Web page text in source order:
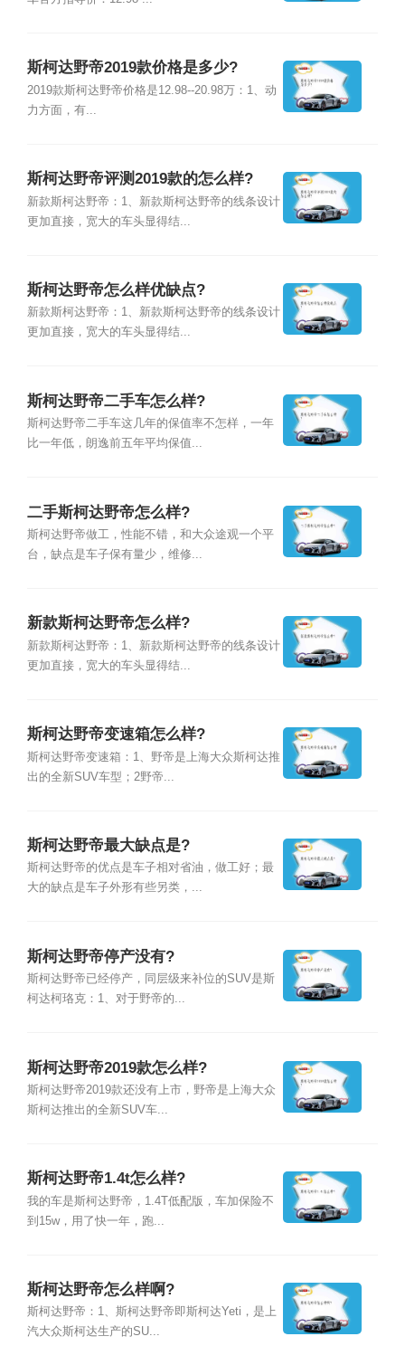
斯柯达野帝2019款价格是多少?
2019款斯柯达野帝价格是12.98--20.98万：1、动
力方面，有...
斯柯达野帝评测2019款的怎么样?
新款斯柯达野帝：1、新款斯柯达野帝的线条设计
更加直接，宽大的车头显得结...
斯柯达野帝怎么样优缺点?
新款斯柯达野帝：1、新款斯柯达野帝的线条设计
更加直接，宽大的车头显得结...
斯柯达野帝二手车怎么样?
斯柯达野帝二手车这几年的保值率不怎样，一年
比一年低，朗逸前五年平均保值...
二手斯柯达野帝怎么样?
斯柯达野帝做工，性能不错，和大众途观一个平
台，缺点是车子保有量少，维修...
新款斯柯达野帝怎么样?
新款斯柯达野帝：1、新款斯柯达野帝的线条设计
更加直接，宽大的车头显得结...
斯柯达野帝变速箱怎么样?
斯柯达野帝变速箱：1、野帝是上海大众斯柯达推
出的全新SUV车型；2野帝...
斯柯达野帝最大缺点是?
斯柯达野帝的优点是车子相对省油，做工好；最
大的缺点是车子外形有些另类，...
斯柯达野帝停产没有?
斯柯达野帝已经停产，同层级来补位的SUV是斯
柯达柯珞克：1、对于野帝的...
斯柯达野帝2019款怎么样?
斯柯达野帝2019款还没有上市，野帝是上海大众
斯柯达推出的全新SUV车...
斯柯达野帝1.4t怎么样?
我的车是斯柯达野帝，1.4T低配版，车加保险不
到15w，用了快一年，跑...
斯柯达野帝怎么样啊?
斯柯达野帝：1、斯柯达野帝即斯柯达Yeti，是上
汽大众斯柯达生产的SU...